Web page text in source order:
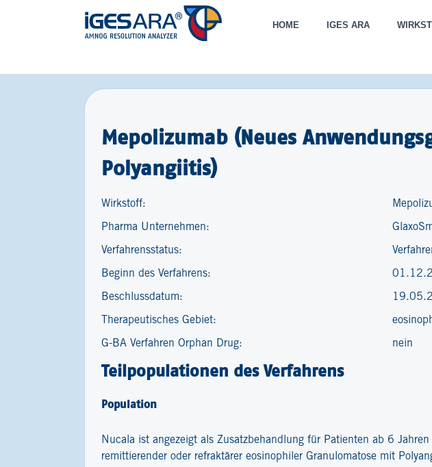
HOME IGES ARA
Mepolizumab (Neues
Polyangiitis)
Wirkstoff:
Pharma Unternehmen:
Verfahrensstatus:
Beginn des Verfahrens:
Beschlussdatum:
Therapeutisches Gebiet:
G-BA Verfahren Orphan Drug: nein
Teilpopulationen des Verfahrens
Population
Nucala ist angezeigt als Zusatzbehandlung für Patienten ab 6
remittierender oder refraktärer eosinophiler Granulomatose mit